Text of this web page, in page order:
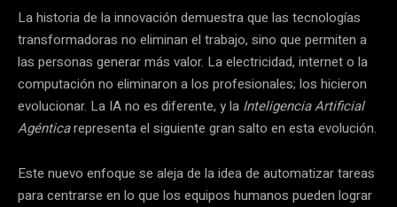
La historia de la innovación demuestra que las tecnologías
transformadoras no eliminan el trabajo, sino que permiten a
las personas generar más valor. La electricidad, internet o la
computación no eliminaron a los profesionales; los hicieron
evolucionar. La IA no es diferente, y la Inteligencia Artificial
Agénticarepresenta el siguiente gran salto en esta evolución.
Este nuevo enfoque se aleja de la idea de automatizar tareas
para centrarse en lo que los equipos humanos pueden lograr